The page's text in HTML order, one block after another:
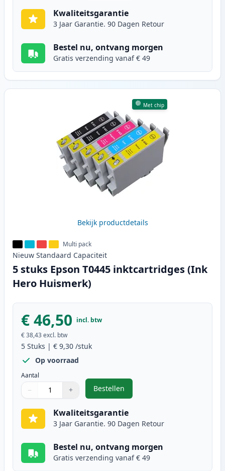
Kwaliteitsgarantie
3 Jaar Garantie. 90 Dagen Retour
Bestel nu, ontvang morgen
Gratis verzending vanaf € 49
Met chip
Bekijk productdetails
Multi pack
Nieuw Standaard Capaciteit
5 stuks Epson T0445 inktcartridges (Ink
Hero Huismerk)
€ 46,50 incl. btw
€ 38,43excl. btw
5 Stuks | € 9,30 /stuk
Op voorraad
Aantal
Gebruik de knoppen om aan te passen
− +
1
Bestellen
,5 stuks Epson T0445
Kwaliteitsgarantie
3 Jaar Garantie. 90 Dagen Retour
Bestel nu, ontvang morgen
Gratis verzending vanaf € 49